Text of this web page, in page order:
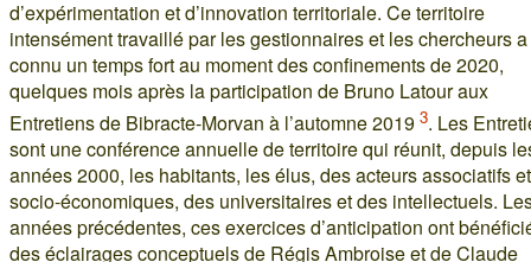
d’expérimentation et d’innovation territoriale. Ce territoire
intensément travaillé par les gestionnaires et les chercheurs a
connu un temps fort au moment des confinements de 2020,
quelques mois après la participation de Bruno Latour aux
Entretiens de Bibracte-Morvan à l’automne 2019 3. Les
sont une conférence annuelle de territoire qui réunit, depuis
années 2000, les habitants, les élus, des acteurs associatifs et
socio-économiques, des universitaires et des intellectuels.
années précédentes, ces exercices d’anticipation ont
des éclairages conceptuels de Régis Ambroise et de Claude